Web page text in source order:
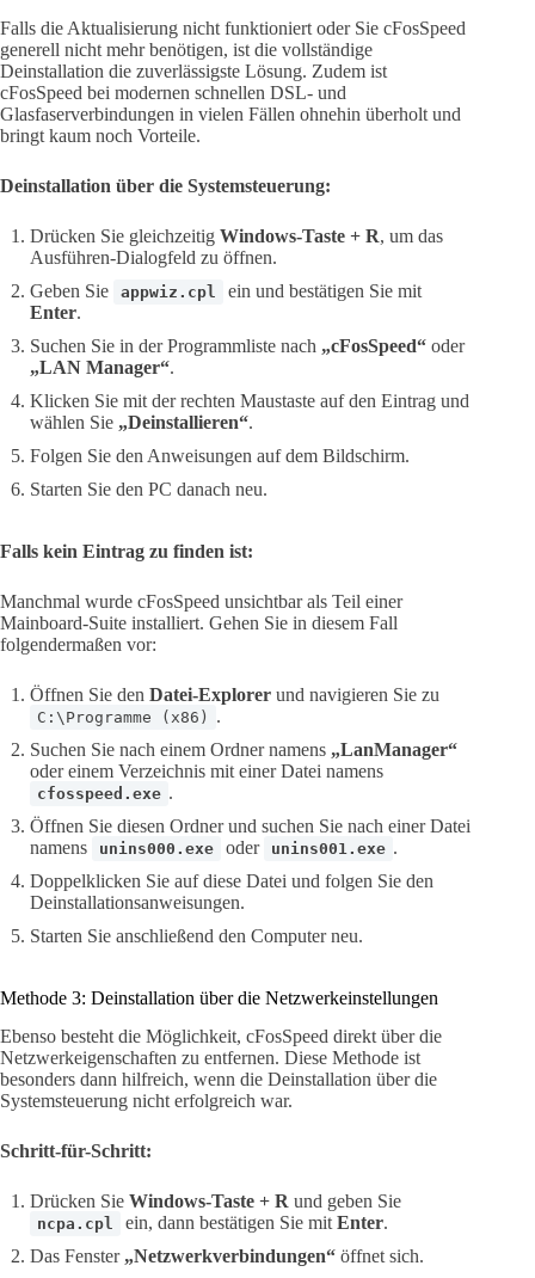
Falls die Aktualisierung nicht funktioniert oder Sie cFosSpeed
generell nicht mehr benötigen, ist die vollständige
Deinstallation die zuverlässigste Lösung. Zudem ist
cFosSpeed bei modernen schnellen DSL- und
Glasfaserverbindungen in vielen Fällen ohnehin überholt und
bringt kaum noch Vorteile.
Deinstallation über die Systemsteuerung:
Drücken Sie gleichzeitig Windows-Taste + R, um das
Ausführen-Dialogfeld zu öffnen.
Geben Sie
appwiz.cpl
ein und bestätigen Sie mit
Enter.
Suchen Sie in der Programmliste nach „cFosSpeed“ oder
„LAN Manager“.
Klicken Sie mit der rechten Maustaste auf den Eintrag und
wählen Sie „Deinstallieren“.
Folgen Sie den Anweisungen auf dem Bildschirm.
Starten Sie den PC danach neu.
Falls kein Eintrag zu finden ist:
Manchmal wurde cFosSpeed unsichtbar als Teil einer
Mainboard-Suite installiert. Gehen Sie in diesem Fall
folgendermaßen vor:
Öffnen Sie den Datei-Explorer und navigieren Sie zu
C:\Programme (x86)
.
Suchen Sie nach einem Ordner namens „LanManager“
oder einem Verzeichnis mit einer Datei namens
cfosspeed.exe .
Öffnen Sie diesen Ordner und suchen Sie nach einer Datei
namens
unins000.exe oder unins001.exe .
Doppelklicken Sie auf diese Datei und folgen Sie den
Deinstallationsanweisungen.
Starten Sie anschließend den Computer neu.
Methode 3: Deinstallation über die Netzwerkeinstellungen
Ebenso besteht die Möglichkeit, cFosSpeed direkt über die
Netzwerkeigenschaften zu entfernen. Diese Methode ist
besonders dann hilfreich, wenn die Deinstallation über die
Systemsteuerung nicht erfolgreich war.
Schritt-für-Schritt:
Drücken Sie Windows-Taste + R und geben Sie
ncpa.cpl ein, dann bestätigen Sie mit Enter.
Das Fenster „Netzwerkverbindungen“ öffnet sich.